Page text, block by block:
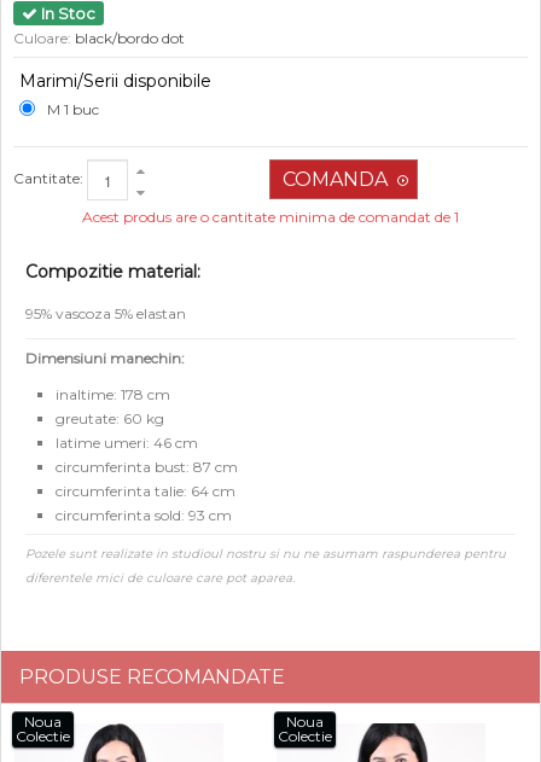
In Stoc
Culoare: black/bordo dot
Marimi/Serii disponibile
M 1 buc
Cantitate:
Acest produs are o cantitate minima de comandat de 1
Compozitie material:
95% vascoza 5% elastan
Dimensiuni manechin:
inaltime: 178 cm
greutate: 60 kg
latime umeri: 46 cm
circumferinta bust: 87 cm
circumferinta talie: 64 cm
circumferinta sold: 93 cm
Pozele sunt realizate in studioul nostru si nu ne asumam raspunderea pentru
diferentele mici de culoare care pot aparea.
PRODUSE RECOMANDATE
Noua
Colectie
Noua
Colectie